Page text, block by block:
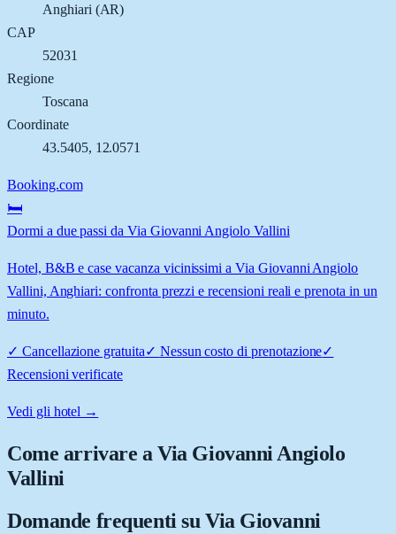
Anghiari (AR)
CAP
52031
Regione
Toscana
Coordinate
43.5405, 12.0571
Booking.com
🛏️
Dormi a due passi da Via Giovanni Angiolo Vallini
Hotel, B&B e case vacanza vicinissimi a Via Giovanni Angiolo
Vallini, Anghiari: confronta prezzi e recensioni reali e prenota in un
minuto.
✓ Cancellazione gratuita✓ Nessun costo di prenotazione✓
Recensioni verificate
Vedi gli hotel →
Come arrivare aVia Giovanni Angiolo
Vallini
Domande frequenti su Via Giovanni